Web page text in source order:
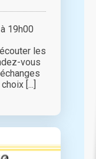
19h00
les
vous
[...]